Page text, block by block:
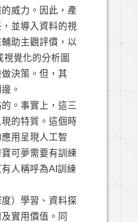
威力。因此，產
並導入資料的視
助主觀評價，以
覺化的分析圖
決策。但，其
。
。事實上，這三
的特質。這個時
用呈現人工智
可夢需要有訓練
人稱呼為AI訓練
）學習、資料探
實用價值。同